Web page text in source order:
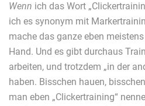
Wenn ich das Wort
ich es synonym mit
mache das ganze eben
Hand. Und es gibt durchaus
arbeiten, und trotzdem „in der
haben. Bisschen hauen,
man eben „Clickertraining“